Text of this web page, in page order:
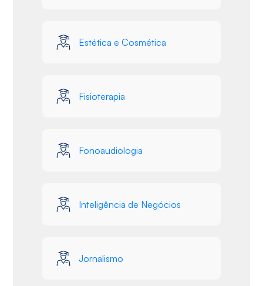
Estética e Cosmética
Fisioterapia
Fonoaudiologia
Inteligência de Negócios
Jornalismo